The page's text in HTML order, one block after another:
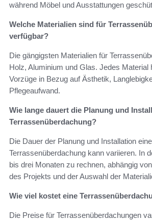
während Möbel und Ausstattungen
Welche Materialien sind für
verfügbar?
Die gängigsten Materialien für
Holz, Aluminium und Glas. Jedes Material
Vorzüge in Bezug auf Ästhetik,
Pflegeaufwand.
Wie lange dauert die Planung und
Terrassenüberdachung?
Die Dauer der Planung und Installation
Terrassenüberdachung kann variieren. In
bis drei Monaten zu rechnen, abhängig
des Projekts und der Auswahl der
Wie viel kostet eine
Die Preise für Terrassenüberdachungen